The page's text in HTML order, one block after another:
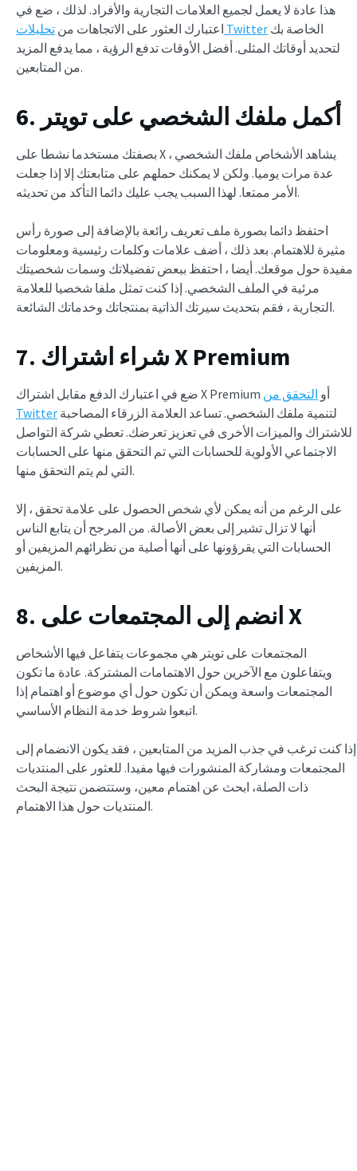
هذا عادة لا يعمل لجميع العلامات التجارية والأفراد. لذلك ، ضع في
اعتبارك العثور على الاتجاهات من تحليلات Twitter
لتحديد أوقاتك المثلى. أفضل الأوقات تدفع الرؤية ، مما يدفع المزيد
من المتابعين.
بصفتك مستخدما نشطا على X ، يشاهد الأشخاص ملفك الشخصي
عدة مرات يوميا. ولكن لا يمكنك حملهم على متابعتك إلا إذا جعلت
الأمر ممتعا. لهذا السبب يجب عليك دائما التأكد من تحديثه.
احتفظ دائما بصورة ملف تعريف رائعة بالإضافة إلى صورة رأس
مثيرة للاهتمام. بعد ذلك ، أضف علامات وكلمات رئيسية ومعلومات
مفيدة حول موقعك. أيضا ، احتفظ ببعض تفضيلاتك وسمات شخصيتك
مرئية في الملف الشخصي. إذا كنت تمثل ملفا شخصيا للعلامة
التجارية ، فقم بتحديث سيرتك الذاتية بمنتجاتك وخدماتك الشائعة.
7. شراء اشتراك X Premium
ضع في اعتبارك الدفع مقابل اشتراك X Premium أو التحقق من
Twitter
للاشتراك والميزات الأخرى في تعزيز تعرضك. تعطي شركة التواصل
الاجتماعي الأولوية للحسابات التي تم التحقق منها على الحسابات
التي لم يتم التحقق منها.
على الرغم من أنه يمكن لأي شخص الحصول على علامة تحقق ، إلا
أنها لا تزال تشير إلى بعض الأصالة. من المرجح أن يتابع الناس
الحسابات التي يقرؤونها على أنها أصلية من نظرائهم المزيفين أو
المزيفين.
8. انضم إلى المجتمعات على X
المجتمعات على تويتر هي مجموعات يتفاعل فيها الأشخاص
ويتفاعلون مع الآخرين حول الاهتمامات المشتركة. عادة ما تكون
المجتمعات واسعة ويمكن أن تكون حول أي موضوع أو اهتمام إذا
اتبعوا شروط خدمة النظام الأساسي.
إذا كنت ترغب في جذب المزيد من المتابعين ، فقد يكون الانضمام إلى
المجتمعات ومشاركة المنشورات فيها مفيدا. للعثور على المنتديات
ذات الصلة، ابحث عن اهتمام معين، وستتضمن نتيجة البحث
المنتديات حول هذا الاهتمام.